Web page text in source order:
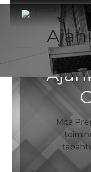
Siirry
sisältöön
Mitä